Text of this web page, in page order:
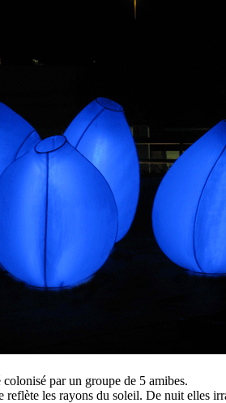
par un groupe de 5 amibes.
les rayons du soleil. De nuit elles